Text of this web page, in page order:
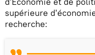
supérieure
recherche: